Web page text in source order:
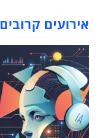
אירועים קרובים